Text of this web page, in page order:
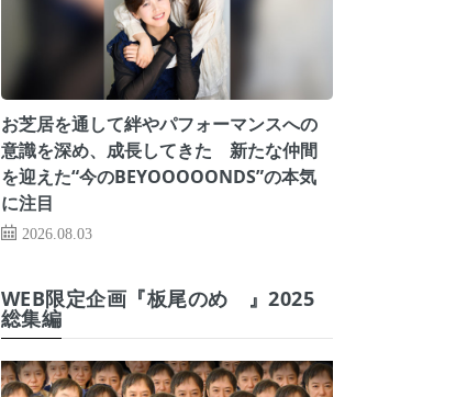
お芝居を通して絆やパフォーマンスへの
意識を深め、成長してきた 新たな仲間
を迎えた“今のBEYOOOOONDS”の本気
に注目
2026.08.03
WEB限定企画『板尾のめ゙』2025
総集編